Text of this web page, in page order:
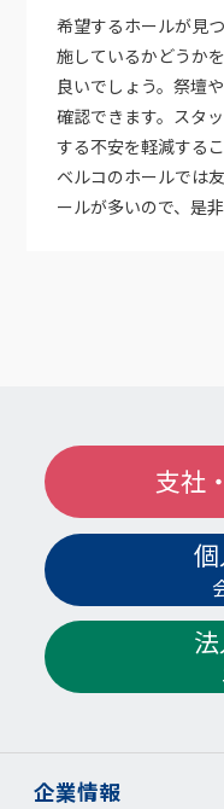
希望するホールが見
施しているかどうか
良いでしょう。祭壇
確認できます。スタ
する不安を軽減する
ベルコのホールでは
ールが多いので、是
支社
企業情報